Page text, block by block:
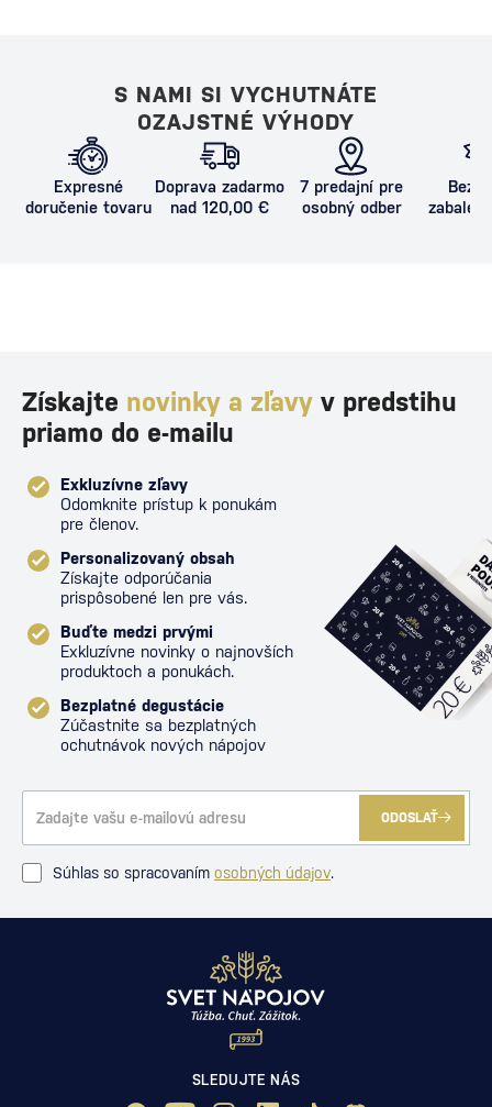
S NAMI SI VYCHUTNÁTE
OZAJSTNÉ VÝHODY
Expresné
doručenie tovaru
Doprava zadarmo
nad 120,00 €
7 predajní pre
osobný odber
Získajte novinky a zľavy v predstihu
priamo do e-mailu
Exkluzívne zľavy
Odomknite prístup k ponukám
pre členov.
Personalizovaný obsah
Získajte odporúčania
prispôsobené len pre vás.
Buďte medzi prvými
Exkluzívne novinky o najnovších
produktoch a ponukách.
Bezplatné degustácie
Zúčastnite sa bezplatných
ochutnávok nových nápojov
ODOSLAŤ
Súhlas so spracovaním osobných údajov.
SLEDUJTE NÁS